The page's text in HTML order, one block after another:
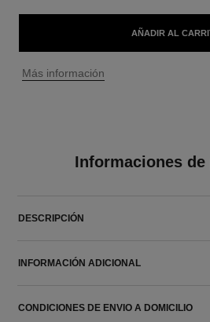
AÑADIR AL
↩
Más información
Informaciones
DESCRIPCIÓN
INFORMACIÓN ADICIONAL
CONDICIONES DE ENVIO A DOMICILIO